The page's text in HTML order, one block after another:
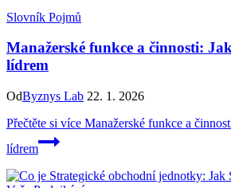
Slovník Pojmů
Manažerské funkce a činnosti:
lídrem
OdByznys Lab 22. 1. 2026
Přečtěte si více Manažerské funkce a
lídrem